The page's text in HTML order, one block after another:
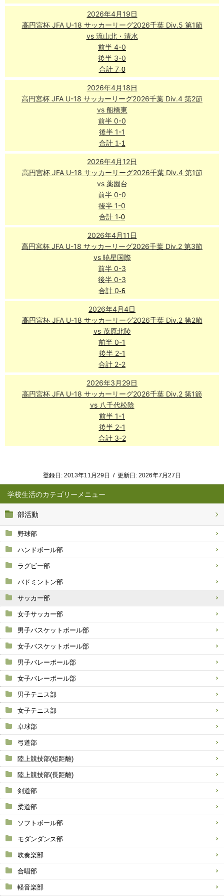
学校生活
部活動
野球部
ハンドボール部
ラグビー部
バドミントン部
サッカー部
女子サッカー部
男子バスケットボール部
女子バスケットボール部
男子バレーボール部
女子バレーボール部
男子テニス部
女子テニス部
卓球部
弓道部
陸上競技部(短距離)
陸上競技部(長距離)
剣道部
柔道部
ソフトボール部
モダンダンス部
吹奏楽部
合唱部
軽音楽部
2026年4月19日
高円宮杯 JFA U-18 サッカーリーグ2026千葉 Div.5 第1節
vs 流山北・清水
前半 4-0
後半 3-0
合計 7-0
2026年4月18日
高円宮杯 JFA U-18 サッカーリーグ2026千葉 Div.4 第2節
vs 船橋東
前半 0-0
後半 1-1
合計 1-1
2026年4月12日
高円宮杯 JFA U-18 サッカーリーグ2026千葉 Div.4 第1節
vs 薬園台
前半 0-0
後半 1-0
合計 1-0
2026年4月11日
高円宮杯 JFA U-18 サッカーリーグ2026千葉 Div.2 第3節
vs 暁星国際
前半 0-3
後半 0-3
合計 0-6
2026年4月4日
高円宮杯 JFA U-18 サッカーリーグ2026千葉 Div.2 第2節
vs 茂原北陵
前半 0-1
後半 2-1
合計 2-2
2026年3月29日
高円宮杯 JFA U-18 サッカーリーグ2026千葉 Div.2 第1節
vs 八千代松陰
前半 1-1
後半 2-1
合計 3-2
登録日: 2013年11月29日 / 更新日: 2026年7月27日